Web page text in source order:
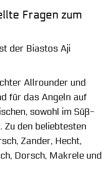
Fragen zum
der Biastos Aji
Allrounder und
für das Angeln auf
sowohl im Süß-
Zu den beliebtesten
Zander, Hecht,
Dorsch, Makrele und